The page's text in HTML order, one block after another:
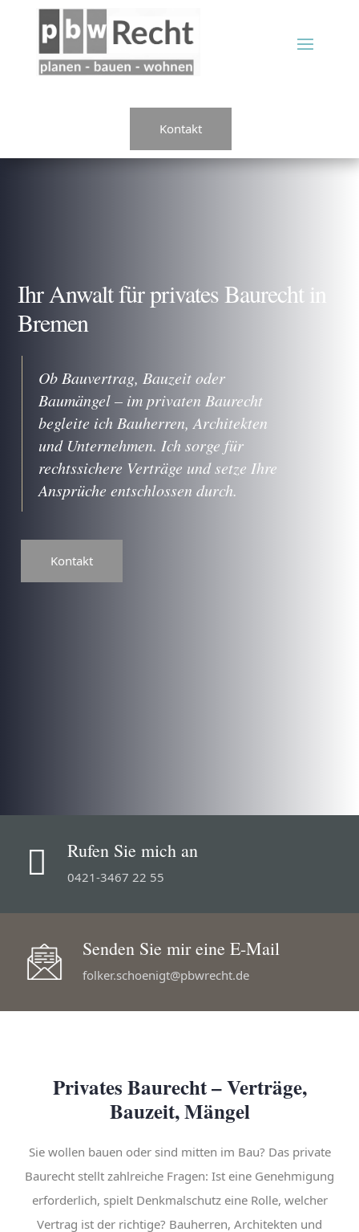
Kontakt
Ihr Anwalt für privates Baurecht in
Bremen
Ob Bauvertrag, Bauzeit oder
Baumängel – im privaten Baurecht
begleite ich Bauherren, Architekten
und Unternehmen. Ich sorge für
rechtssichere Verträge und setze Ihre
Ansprüche entschlossen durch.
Kontakt
 Rufen Sie mich an
0421-3467 22 55
Senden Sie mir eine E-Mail
folker.schoenigt@pbwrecht.de
Privates Baurecht – Verträge,
Bauzeit, Mängel
Sie wollen bauen oder sind mitten im Bau? Das private
Baurecht stellt zahlreiche Fragen: Ist eine Genehmigung
erforderlich, spielt Denkmalschutz eine Rolle, welcher
Vertrag ist der richtige? Bauherren, Architekten und